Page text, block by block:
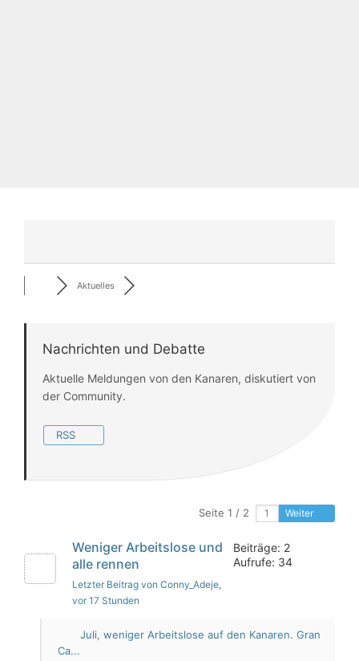
Aktuelles
Nachrichten und Debatte
Aktuelle Meldungen von den Kanaren, diskutiert von
der Community.
RSS
Seite 1 / 2 Weiter
Weniger Arbeitslose und
alle rennen
Letzter Beitrag von Conny_Adeje,
vor 17 Stunden
Beiträge: 2
Aufrufe: 34
Juli, weniger Arbeitslose auf den Kanaren. Gran
Ca...